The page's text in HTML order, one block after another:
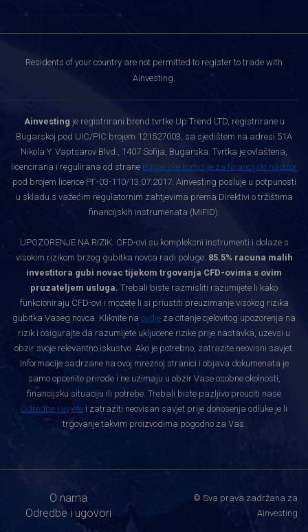
Residents of your country are not permitted to register to trade with
Ainvesting.
Ainvesting je registrirani brend tvrtke Up Trend LTD, registrirane u
Bugarskoj pod UIC/PIC brojem 121527003, sa sjedištem na adresi 51A
Nikola Y. Vaptsarov Blvd., 1407 Sofija, Bugarska. Tvrtka je ovlaštena,
licencirana i regulirana od strane Bugarske komisije za financijski nadzor
pod brojem licence РГ-03-110/13.07.2017. Ainvesting posluje u potpunosti
u skladu s važećim regulatornim zahtjevima prema Direktivi o tržištima
financijskih instrumenata (MiFID).
UPOZORENJE NA RIZIK: CFD-ovi su kompleksni instrumenti i dolaze s
visokim rizikom brzog gubitka novca radi poluge. 85.5% racuna malih
investitora gubi novac tijekom trgovanja CFD-ovima s ovim
pruzateljem usluga. Trebali biste razmisliti razumijete li kako
funkcioniraju CFD-ovi i mozete li si priustiti preuzimanje visokog rizika
gubitka Vaseg novca. Kliknite na ovdje za citanje cjelovitog upozorenja na
rizik i osigurajte da razumijete ukljucene rizike prije nastavka, uzevsi u
obzir svoje relevantno iskustvo. Ako je potrebno, zatrazite neovisni savjet.
Informacije sadrzane na ovoj mreznoj stranici i objava dokumenata je
samo opcenite prirode i ne uzimaju u obzir Vase osobne okolnosti,
financijsku situaciju ili potrebe. Trebali biste pazljivo prouciti nase
Odredbe i uvjete i zatraziti neovisan savjet prije donosenja odluke je li
trgovanje takvim proizvodima pogodno za Vas.
O nama
Odredbe i ugovori
© Sva prava zadržana za
Ainvesting